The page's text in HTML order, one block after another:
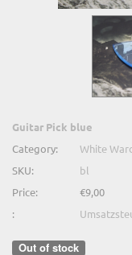
Guitar Pick blue
Category:
White
SKU:
bl
Price:
€9,00
:
Out of stock